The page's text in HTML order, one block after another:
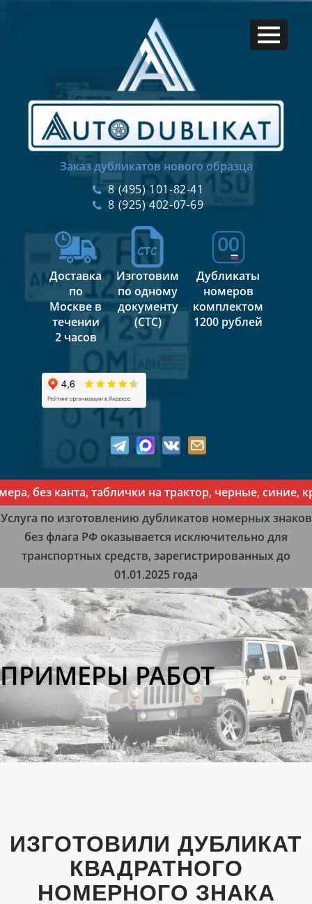
Заказ дубликатов нового образца
8 (495) 101-82-41
8 (925) 402-07-69
Доставка
по
Москве в
течении
2 часов
Изготовим
по одному
документу
(СТС)
Дубликаты
номеров
комплектом
1200 рублей
без канта, таблички на трактор, черные, синие,
Услуга по изготовлению дубликатов номерных знаков
без флага РФ оказывается исключительно для
транспортных средств, зарегистрированных до
01.01.2025 года
ПРИМЕРЫ РАБОТ
ИЗГОТОВИЛИ ДУБЛИКАТ
КВАДРАТНОГО
НОМЕРНОГО ЗНАКА